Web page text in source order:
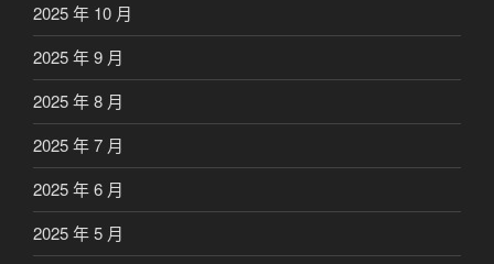
2025 年 10 月
2025 年 9 月
2025 年 8 月
2025 年 7 月
2025 年 6 月
2025 年 5 月